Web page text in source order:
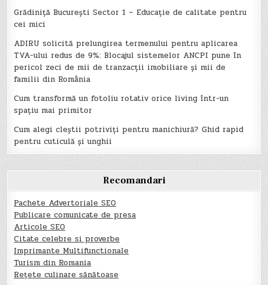
Grădiniță București Sector 1 – Educație de calitate pentru
cei mici
ADIRU solicită prelungirea termenului pentru aplicarea
TVA-ului redus de 9%: Blocajul sistemelor ANCPI pune în
pericol zeci de mii de tranzacții imobiliare și mii de
familii din România
Cum transformă un fotoliu rotativ orice living într-un
spațiu mai primitor
Cum alegi cleștii potriviți pentru manichiură? Ghid rapid
pentru cuticulă și unghii
Recomandari
Pachete Advertoriale SEO
Publicare comunicate de presa
Articole SEO
Citate celebre si proverbe
Imprimante Multifunctionale
Turism din Romania
Rețete culinare sănătoase